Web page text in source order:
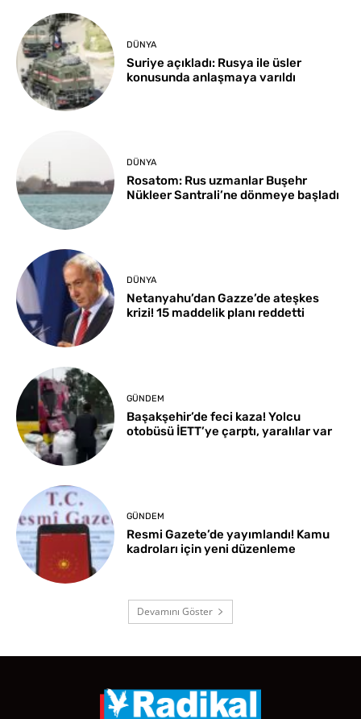
DÜNYA
Suriye açıkladı: Rusya ile üsler
konusunda anlaşmaya varıldı
DÜNYA
Rosatom: Rus uzmanlar Buşehr
Nükleer Santrali’ne dönmeye başladı
DÜNYA
Netanyahu’dan Gazze’de ateşkes
krizi! 15 maddelik planı reddetti
GÜNDEM
Başakşehir’de feci kaza! Yolcu
otobüsü İETT’ye çarptı, yaralılar var
GÜNDEM
Resmi Gazete’de yayımlandı! Kamu
kadroları için yeni düzenleme
Devamını Göster